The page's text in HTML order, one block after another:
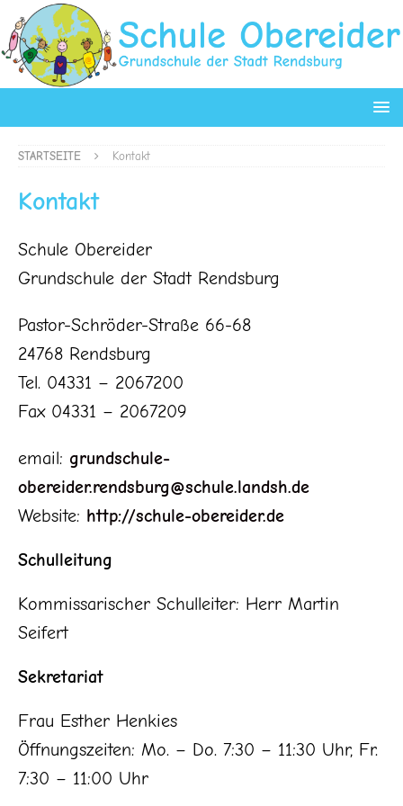
STARTSEITE Kontakt
Kontakt
Schule Obereider
Grundschule der Stadt Rendsburg
Pastor-Schröder-Straße 66-68
24768 Rendsburg
Tel. 04331 – 2067200
Fax 04331 – 2067209
email: grundschule-
obereider.rendsburg@schule.landsh.de
Website: http://schule-obereider.de
Schulleitung
Kommissarischer Schulleiter: Herr Martin
Seifert
Sekretariat
Frau Esther Henkies
Öffnungszeiten: Mo. – Do. 7:30 – 11:30 Uhr, Fr.
7:30 – 11:00 Uhr